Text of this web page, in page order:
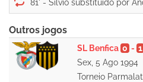
81' -
Outros jogos
SL Benfica 0 - 1
Sex, 5 Ago 1994
Torneio Parmalat